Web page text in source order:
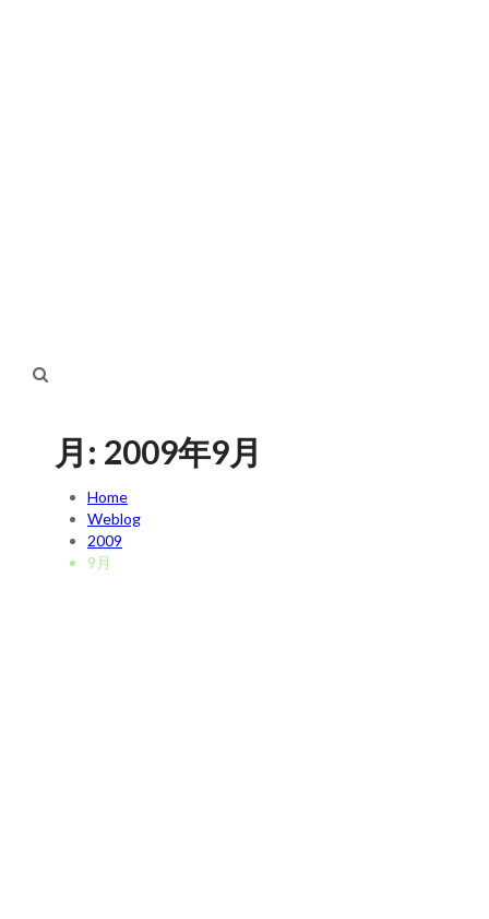
月: 2009年9月
Home
Weblog
2009
9月